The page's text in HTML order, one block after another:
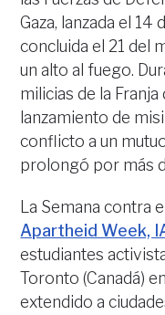
Gaza, lanzada el
concluida el 21 del
un alto al fuego.
milicias de la
lanzamiento de
conflicto a un
prolongó por más
La Semana contra
Apartheid Week,
estudiantes
Toronto (Canadá)
extendido a